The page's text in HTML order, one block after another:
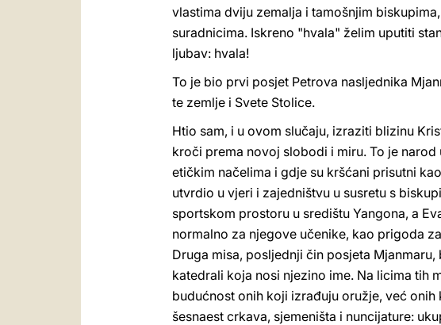
vlastima dviju zemalja i tamošnjim
suradnicima. Iskreno "hvala" želim uputiti
ljubav: hvala!
To je bio prvi posjet Petrova nasljednika
te zemlje i Svete Stolice.
Htio sam, i u ovom slučaju, izraziti blizinu
kroči prema novoj slobodi i miru. To je
etičkim načelima i gdje su kršćani prisutni
utvrdio u vjeri i zajedništvu u susretu s
sportskom prostoru u središtu Yangona, a
normalno za njegove učenike, kao prigoda
Druga misa, posljednji čin posjeta
katedrali koja nosi njezino ime. Na licima tih
budućnost onih koji izrađuju oružje, već
šesnaest crkava, sjemeništa i nuncijature: